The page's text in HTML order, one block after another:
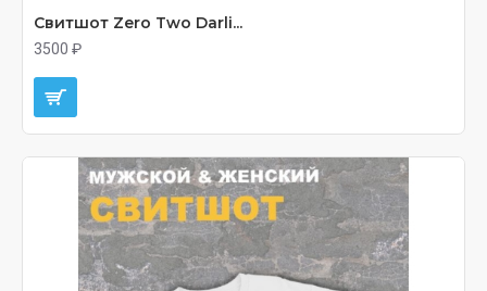
Свитшот Zero Two Darli...
3500 ₽